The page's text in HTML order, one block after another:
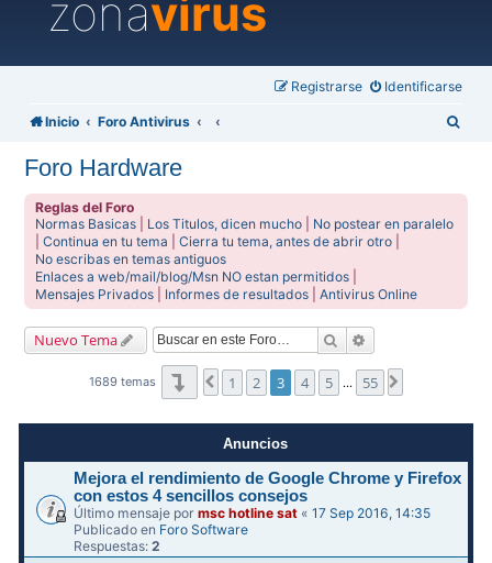
zonavirus
Identificarse
Registrarse
Inicio Foro Antivirus
Foro Hardware
Reglas del Foro
Normas Basicas
Los Titulos, dicen mucho
No postear en paralelo
|Continua en tu tema |Cierra tu tema, antes de abrir otro
No escribas en temas antiguos
Enlaces a web/mail/blog/Msn NO estan permitidos
Mensajes Privados
Informes de resultados |Antivirus Online
Nuevo Tema Buscar
1689 temas Página3de55
Anterior
1 2 3 4 5 … 55
Anuncios
Mejora el rendimiento de Google Chrome y Firefox
con estos 4 sencillos consejos
Último mensaje pormsc hotline sat «17 Sep 2016, 14:35
Publicado en Foro Software
Respuestas:2